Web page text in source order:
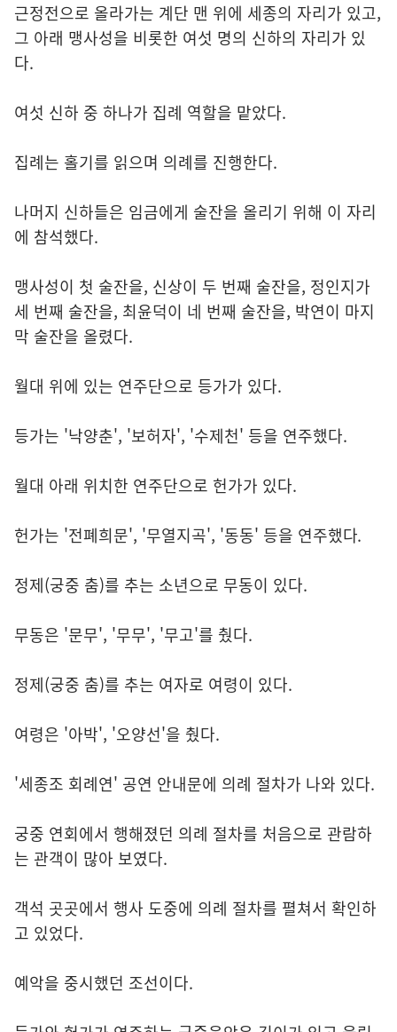
근정전으로 올라가는 계단 맨 위에 세종의 자리가 있고,
그 아래 맹사성을 비롯한 여섯 명의 신하의 자리가 있
다.
여섯 신하 중 하나가 집례 역할을 맡았다.
집례는 홀기를 읽으며 의례를 진행한다.
나머지 신하들은 임금에게 술잔을 올리기 위해 이 자리
에 참석했다.
맹사성이 첫 술잔을, 신상이 두 번째 술잔을, 정인지가
세 번째 술잔을, 최윤덕이 네 번째 술잔을, 박연이 마지
막 술잔을 올렸다.
월대 위에 있는 연주단으로 등가가 있다.
등가는 '낙양춘', '보허자', '수제천' 등을 연주했다.
월대 아래 위치한 연주단으로 헌가가 있다.
헌가는 '전폐희문', '무열지곡', '동동' 등을 연주했다.
정제(궁중 춤)를 추는 소년으로 무동이 있다.
무동은 '문무', '무무', '무고'를 췄다.
정제(궁중 춤)를 추는 여자로 여령이 있다.
여령은 '아박', '오양선'을 췄다.
'세종조 회례연' 공연 안내문에 의례 절차가 나와 있다.
궁중 연회에서 행해졌던 의례 절차를 처음으로 관람하
는 관객이 많아 보였다.
객석 곳곳에서 행사 도중에 의례 절차를 펼쳐서 확인하
고 있었다.
예악을 중시했던 조선이다.